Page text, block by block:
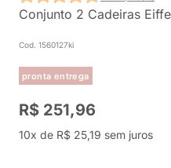
Conjunto 2 Cadeiras
Cod. 1560127ki
pronta entrega
R$ 251,96
10x de R$ 25,19 sem juros